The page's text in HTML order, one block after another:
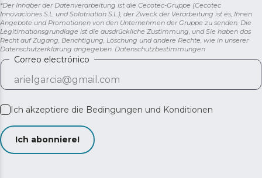
*Der Inhaber der Datenverarbeitung ist die Cecotec-Gruppe (Cecotec
Innovaciones S.L. und Solotriatlon S.L.), der Zweck der Verarbeitung ist es, Ihnen
Angebote und Promotionen von den Unternehmen der Gruppe zu senden. Die
Legitimationsgrundlage ist die ausdrückliche Zustimmung, und Sie haben das
Recht auf Zugang, Berichtigung, Löschung und andere Rechte, wie in unserer
Datenschutzerklärung angegeben. Datenschutzbestimmungen
Correo electrónico
Ich akzeptiere die Bedingungen und Konditionen
Ich abonniere!